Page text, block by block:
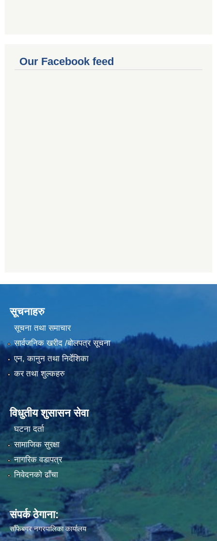
Our Facebook feed
सूचनाहरु
सूचना तथा समाचार
सार्वजनिक खरीद /बोलपत्र सूचना
एन, कानुन तथा निर्देशिका
कर तथा शुल्कहरु
विधुतीय शुसासन सेवा
घटना दर्ता
सामाजिक सुरक्षा
नागरिक वडापत्र
निवेदनको ढाँचा
संपर्क ठेगाना:
साँफेबगर नगरपालिका कार्यालय